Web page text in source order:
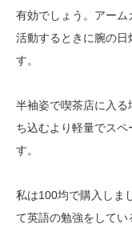
有効でしょう。アー
活動するときに腕の日
す。
半袖姿で喫茶店に入
ち込むより軽量でス
す。
私は100均で購入しま
て英語の勉強をして